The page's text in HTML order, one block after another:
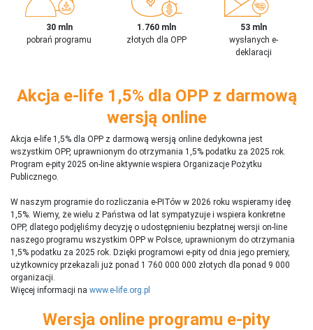
30 mln
pobrań programu
1.760 mln
złotych dla OPP
53 mln
wysłanych e-
deklaracji
Akcja e-life 1,5% dla OPP z darmową
wersją online
Akcja e-life 1,5% dla OPP z darmową wersją online dedykowna jest
wszystkim OPP, uprawnionym do otrzymania 1,5% podatku za 2025 rok.
Program e-pity 2025 on-line aktywnie wspiera Organizacje Pożytku
Publicznego.
W naszym programie do rozliczania e-PITów w 2026 roku wspieramy ideę
1,5%. Wiemy, że wielu z Państwa od lat sympatyzuje i wspiera konkretne
OPP, dlatego podjęliśmy decyzję o udostępnieniu bezpłatnej wersji on-line
naszego programu wszystkim OPP w Polsce, uprawnionym do otrzymania
1,5% podatku za 2025 rok. Dzięki programowi e-pity od dnia jego premiery,
użytkownicy przekazali już ponad 1 760 000 000 złotych dla ponad 9 000
organizacji.
Więcej informacji na www.e-life.org.pl
Wersja online programu e-pity